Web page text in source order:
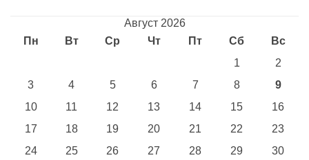
Август 2026
Пн
Вт Ср Чт Пт Сб Вс
1
2
3
4 5 6 7 8
9
10
11 12 13 14 15
16
17
18 19 20 21 22
23
24
25 26 27 28 29
30